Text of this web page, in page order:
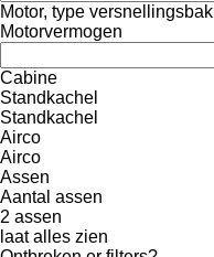
Motor, type versnellingsbak
Motorvermogen
Cabine
Standkachel
Standkachel
Airco
Airco
Assen
Aantal assen
2 assen
laat alles zien